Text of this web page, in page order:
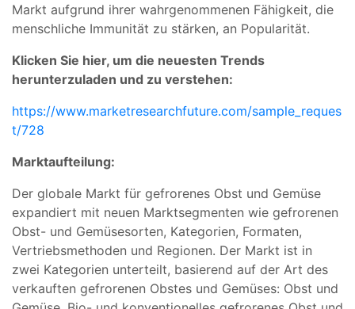
Markt aufgrund ihrer wahrgenommenen Fähigkeit, die
menschliche Immunität zu stärken, an Popularität.
Klicken Sie hier, um die neuesten Trends
herunterzuladen und zu verstehen:
https://www.marketresearchfuture.com/sample_reques
t/728
Marktaufteilung:
Der globale Markt für gefrorenes Obst und Gemüse
expandiert mit neuen Marktsegmenten wie gefrorenen
Obst- und Gemüsesorten, Kategorien, Formaten,
Vertriebsmethoden und Regionen. Der Markt ist in
zwei Kategorien unterteilt, basierend auf der Art des
verkauften gefrorenen Obstes und Gemüses: Obst und